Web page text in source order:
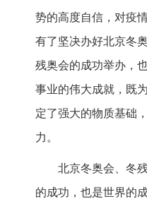
势的高度自信，对疫
有了坚决办好北京冬
残奥会的成功举办，
事业的伟大成就，既
定了强大的物质基础
力。
北京冬奥会、冬
的成功，也是世界的